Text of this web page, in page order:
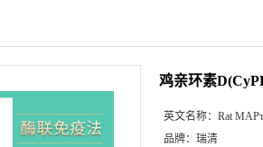
鸡亲环素
英文名称： Rat
品牌： 瑞清